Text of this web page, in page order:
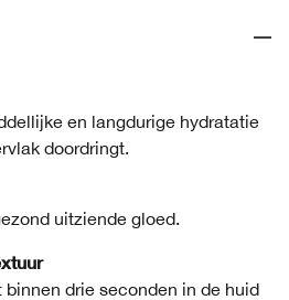
en langdurige hydratatie
doordringt.
uitziende gloed.
drie seconden in de huid